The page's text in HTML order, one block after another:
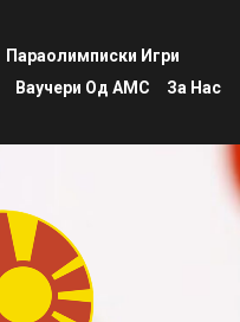
Параолимписки Игри
Ваучери Од АМС За Нас